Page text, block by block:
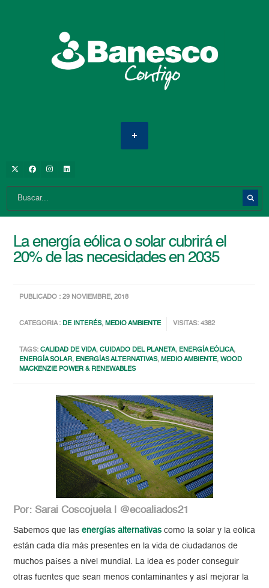
La energía eólica o solar cubrirá el
20% de las necesidades en 2035
PUBLICADO : 29 NOVIEMBRE, 2018
CATEGORIA :DE INTERÉS,MEDIO AMBIENTE VISITAS: 4382
TAGS:CALIDAD DE VIDA,CUIDADO DEL PLANETA, ENERGÍA EÓLICA,
ENERGÍA SOLAR, ENERGÍAS ALTERNATIVAS,MEDIO AMBIENTE,WOOD
MACKENZIE POWER & RENEWABLES
Por: Sarai Coscojuela | @ecoaliados21
Sabemos que lasenergías alternativas como la solar y la eólica
están cada día más presentes en la vida de ciudadanos de
muchos países a nivel mundial. La idea es poder conseguir
otras fuentes que sean menos contaminantes y así mejorar la